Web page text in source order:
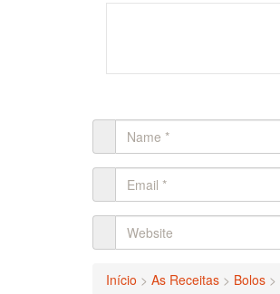
Início > As Receitas > Bolos >